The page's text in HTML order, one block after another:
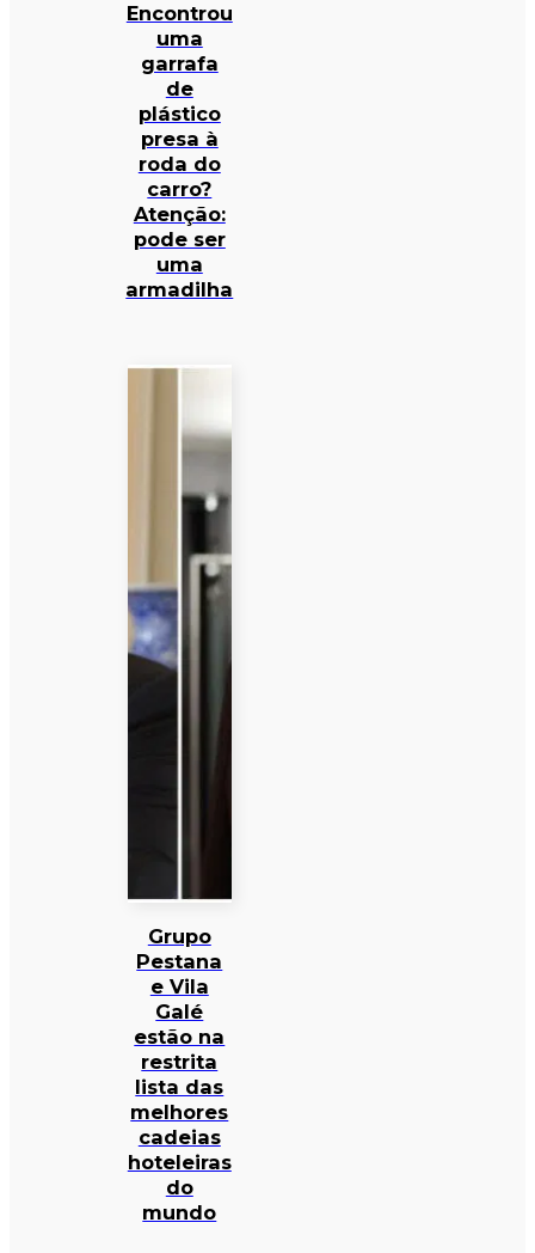
Encontrou
uma
garrafa
de
plástico
presa à
roda do
carro?
Atenção:
pode ser
uma
armadilha
Grupo
Pestana
e Vila
Galé
estão na
restrita
lista das
melhores
cadeias
hoteleiras
do
mundo